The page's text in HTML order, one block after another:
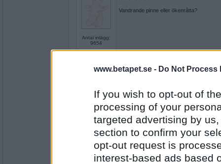
www.betapet.se - Do Not Process
If you wish to opt-out of
processing of your
targeted advertising by
section to confirm your
opt-out request is
interest-based ads based
Antal inlägg:
9654
Vandrande pinne eller ökenråtta?
Antal inlägg:
1176
Ökenråtta
Miominmio11- Ej medlem längre
Fort
Cykla eller gå?